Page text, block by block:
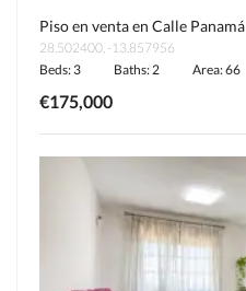
Piso en venta en Calle Panamá
28.502400, -13.857956
Beds: 3
Baths: 2 Area: 66
€175,000